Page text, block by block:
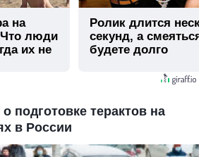
на
люди
их не
Ролик длится
секунд, а
будете долго
подготовке терактов на
в России